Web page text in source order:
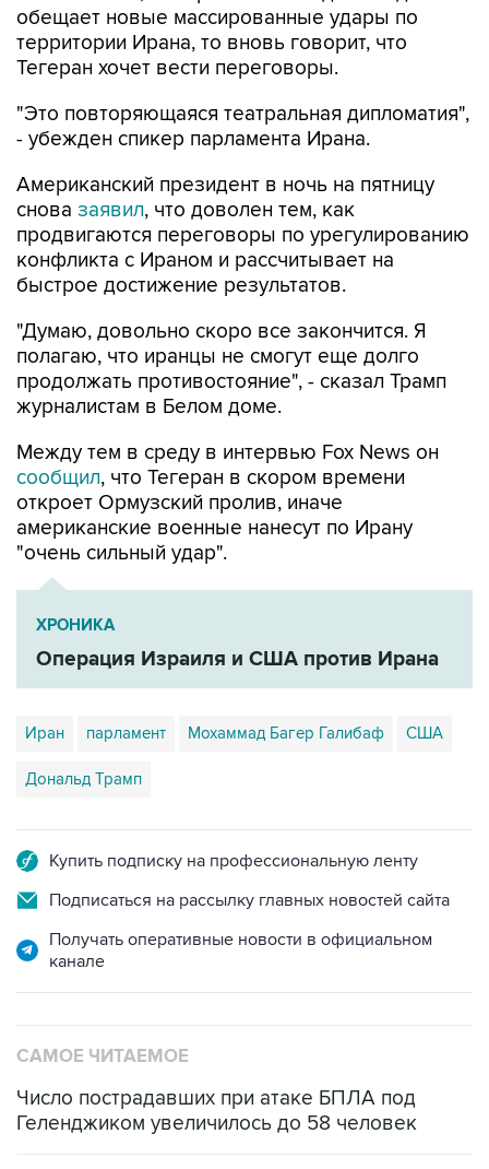
обещает новые массированные удары по
территории Ирана, то вновь говорит, что
Тегеран хочет вести переговоры.
"Это повторяющаяся театральная дипломатия",
- убежден спикер парламента Ирана.
Американский президент в ночь на пятницу
снова заявил, что доволен тем, как
продвигаются переговоры по урегулированию
конфликта с Ираном и рассчитывает на
быстрое достижение результатов.
"Думаю, довольно скоро все закончится. Я
полагаю, что иранцы не смогут еще долго
продолжать противостояние", - сказал Трамп
журналистам в Белом доме.
Между тем в среду в интервью Fox News он
сообщил, что Тегеран в скором времени
откроет Ормузский пролив, иначе
американские военные нанесут по Ирану
"очень сильный удар".
ХРОНИКА
Операция Израиля и США против Ирана
Иран парламент Мохаммад Багер Галибаф США
Дональд Трамп
Купить подписку на профессиональную ленту
Подписаться на рассылку главных новостей сайта
Получать оперативные новости в официальном
канале
САМОЕ ЧИТАЕМОЕ
Число пострадавших при атаке БПЛА под
Геленджиком увеличилось до 58 человек